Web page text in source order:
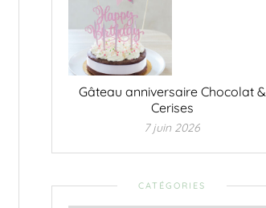
Gâteau anniversaire Chocolat &
Cerises
7 juin 2026
CATÉGORIES